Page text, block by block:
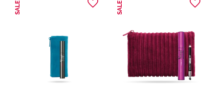
SALE SALE